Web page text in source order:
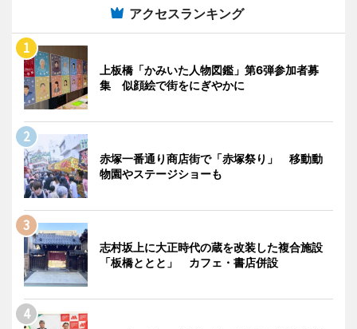
アクセスランキング
上板橋「かみいた人物図鑑」第6弾参加者募
集 似顔絵で街をにぎやかに
赤塚一番通り商店街で「赤塚祭り」 移動動
物園やステージショーも
志村坂上に大正時代の蔵を改装した複合施設
「板橋ととと」 カフェ・書店併設